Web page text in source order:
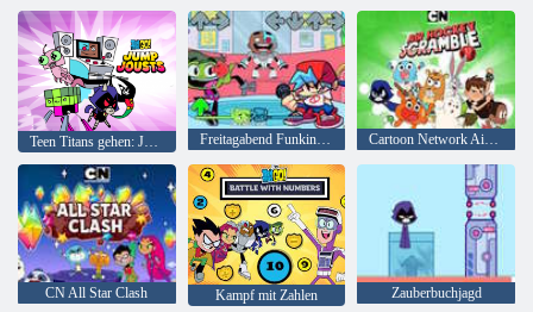
Teen Titans gehen: Jump Joss Freitagabend Funkin 'gegen Beast Boy Cartoon Network Air Hockey Scramble
CN All Star Clash Kampf mit Zahlen Zauberbuchjagd